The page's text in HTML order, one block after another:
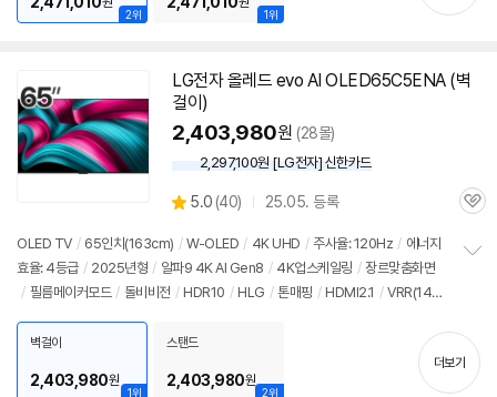
2위 1위
LG전자올레드 evo AI OLED65C5ENA (벽
걸이)
2,403,980원 (28몰)
2,297,100원 [LG전자] 신한카드
별
점
5.0 (상
리
뷰
40) 25.05. 등록
관
OLED TV / 65인치 (163cm) / W-OLED / 4K UHD / 주사율: 120Hz / 에너지
효율: 4등급 / 2025년형 / 알파9 4K AI Gen8 / 4K업스케일링 / 장르맞춤화면
/ 필름메이커모드 / 돌비비전 / HDR10 / HLG / 톤매핑 / HDMI2.1 / VRR(144
25 / HDMI(전체): 3개 출시가: 2,890,000원
기
1위
벽걸이
2,403,980원
2위
스탠드
2,403,980원
더보기